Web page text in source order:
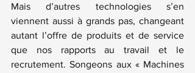
Mais d’autres technologies s’en
viennent aussi à grands pas, changeant
autant l’offre de produits et de service
que nos rapports au travail et le
recrutement. Songeons aux « Machines